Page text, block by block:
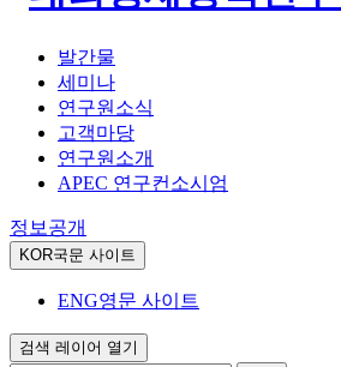
발간물
세미나
연구원소식
고객마당
연구원소개
APEC 연구컨소시엄
정보공개
KOR국문 사이트
ENG영문 사이트
검색 레이어 열기